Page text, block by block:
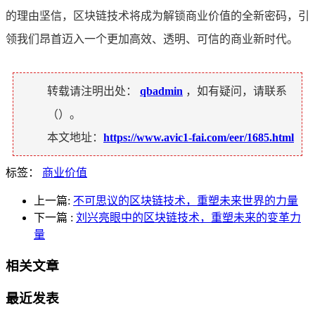
的理由坚信，区块链技术将成为解锁商业价值的全新密码，引
领我们昂首迈入一个更加高效、透明、可信的商业新时代。
转载请注明出处： qbadmin ，如有疑问，请联系
（）。
本文地址： https://www.avic1-fai.com/eer/1685.html
标签： 商业价值
上一篇: 不可思议的区块链技术，重塑未来世界的力量
下一篇 : 刘兴亮眼中的区块链技术，重塑未来的变革力
量
相关文章
最近发表